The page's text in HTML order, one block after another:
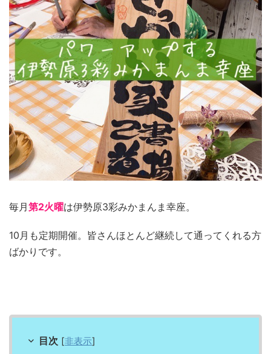
毎月第2火曜は伊勢原3彩みかまんま幸座。
10月も定期開催。皆さんほとんど継続して通ってくれる方
ばかりです。
目次 [非表示]